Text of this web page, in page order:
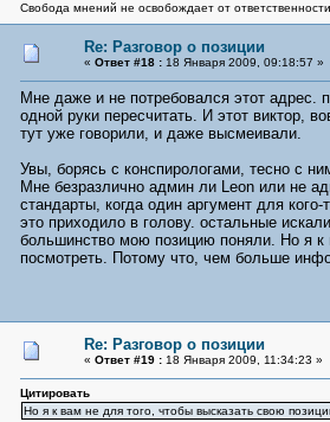
Свобода мнений не освобождает от
Re: Разговор о позиции
« Ответ #18 :18 Января 2009, 09:18:57 »
Мне даже и не потребовался этот
одной руки пересчитать. И этот виктор,
тут уже говорили, и даже высмеивали.
Увы, борясь с конспирологами, тесно с
Мне безразлично админ ли Leon или не
стандарты, когда один аргумент для
это приходило в голову. остальные
большинство мою позицию поняли. Но я
посмотреть. Потому что, чем больше
Re: Разговор о позиции
« Ответ #19 :18 Января 2009, 11:34:23 »
Цитировать
Но я к вам не для того, чтобы высказать свою